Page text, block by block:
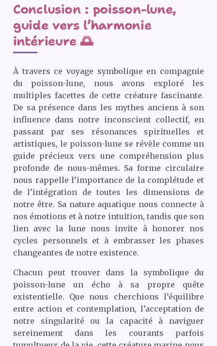
Conclusion : poisson-lune,
guide vers l’harmonie
intérieure 🌅
À travers ce voyage symbolique en compagnie
du poisson-lune, nous avons exploré les
multiples facettes de cette créature fascinante.
De sa présence dans les mythes anciens à son
influence dans notre inconscient collectif, en
passant par ses résonances spirituelles et
artistiques, le poisson-lune se révèle comme un
guide précieux vers une compréhension plus
profonde de nous-mêmes. Sa forme circulaire
nous rappelle l’importance de la complétude et
de l’intégration de toutes les dimensions de
notre être. Sa nature aquatique nous connecte à
nos émotions et à notre intuition, tandis que son
lien avec la lune nous invite à honorer nos
cycles personnels et à embrasser les phases
changeantes de notre existence.
Chacun peut trouver dans la symbolique du
poisson-lune un écho à sa propre quête
existentielle. Que nous cherchions l’équilibre
entre action et contemplation, l’acceptation de
notre singularité ou la capacité à naviguer
sereinement dans les courants parfois